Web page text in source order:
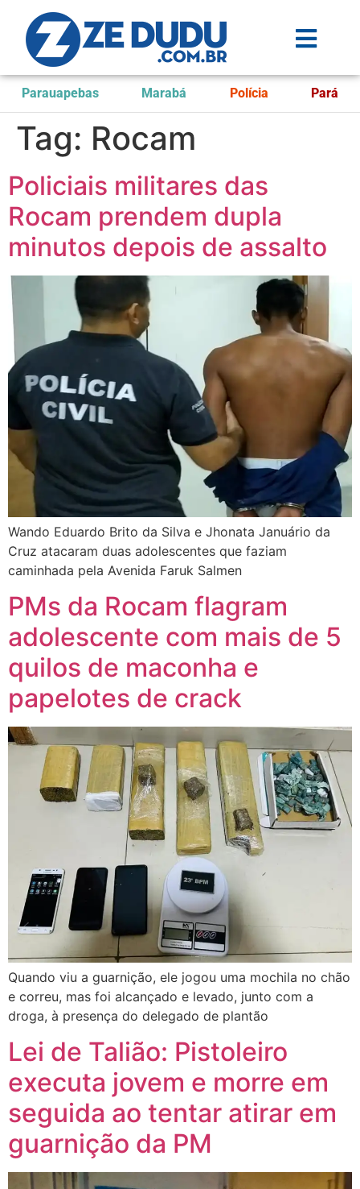
Parauapebas Marabá Polícia Pará
Tag: Rocam
Policiais militares das
Rocam prendem dupla
minutos depois de assalto
Wando Eduardo Brito da Silva e Jhonata Januário da
Cruz atacaram duas adolescentes que faziam
caminhada pela Avenida Faruk Salmen
PMs da Rocam flagram
adolescente com mais de 5
quilos de maconha e
papelotes de crack
Quando viu a guarnição, ele jogou uma mochila no chão
e correu, mas foi alcançado e levado, junto com a
droga, à presença do delegado de plantão
Lei de Talião: Pistoleiro
executa jovem e morre em
seguida ao tentar atirar em
guarnição da PM